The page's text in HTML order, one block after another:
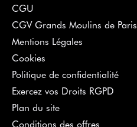
CGU
CGV Grands Moulins de Paris
Mentions Légales
Cookies
Politique de confidentialité
Exercez vos Droits RGPD
Plan du site
Conditions des offres